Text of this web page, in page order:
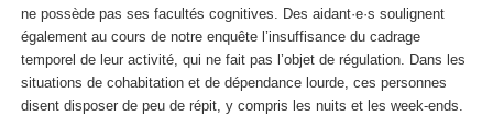
ne possède pas ses facultés cognitives. Des aidant·e·s soulignent
également au cours de notre enquête l’insuffisance du cadrage
temporel de leur activité, qui ne fait pas l’objet de régulation. Dans les
situations de cohabitation et de dépendance lourde, ces personnes
disent disposer de peu de répit, y compris les nuits et les week-ends.